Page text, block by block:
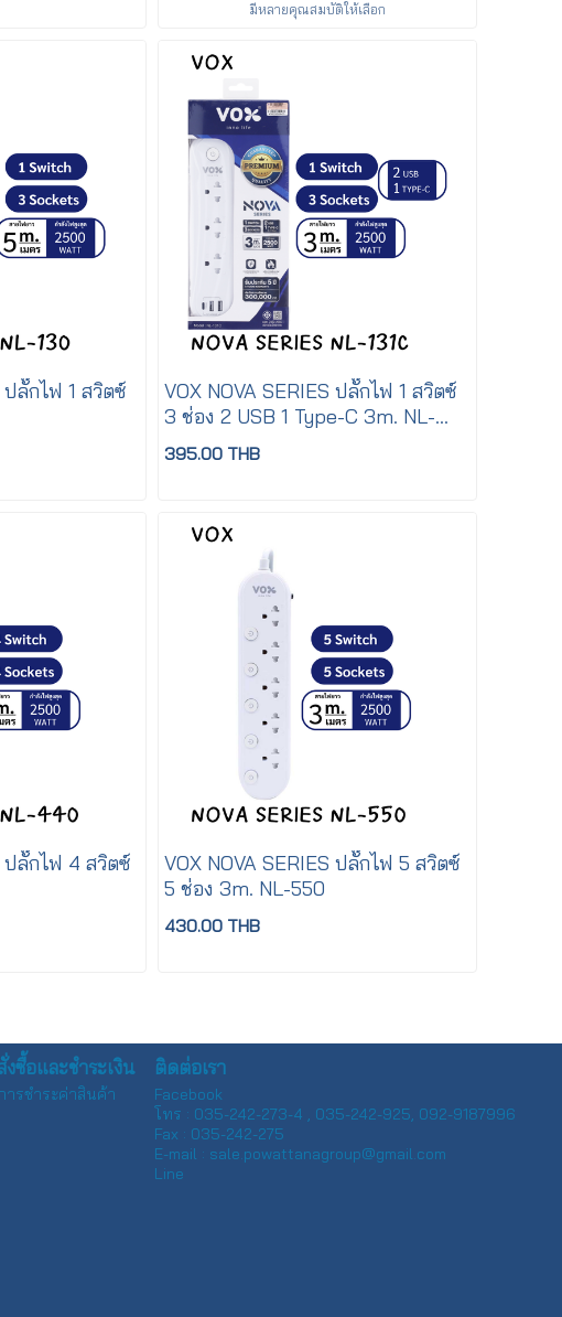
มีหลายคุณสมบัติให้เลือก
ปลั๊กไฟ 1 สวิตซ์
VOX NOVA SERIES ปลั๊กไฟ 1 สวิตซ์
3 ช่อง 2 USB 1 Type-C 3m. NL-
131C
395.00 THB
ปลั๊กไฟ 4 สวิตซ์
VOX NOVA SERIES ปลั๊กไฟ 5 สวิตซ์
5 ช่อง 3m. NL-550
430.00 THB
งซื้อและชำระเงิน
รชำระค่าสินค้า
ติดต่อเรา
Facebook
โทร : 035-242-273-4 , 035-242-925, 092-9187996
Fax : 035-242-275
E-mail : sale.powattanagroup@gmail.com
Line